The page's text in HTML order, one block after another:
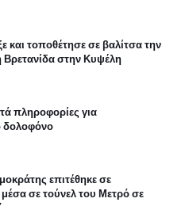
και τοποθέτησε σε βαλίτσα την
στην Κυψέλη
πληροφορίες για
δολοφόνο
επιτέθηκε σε
σε τούνελ του Μετρό σε